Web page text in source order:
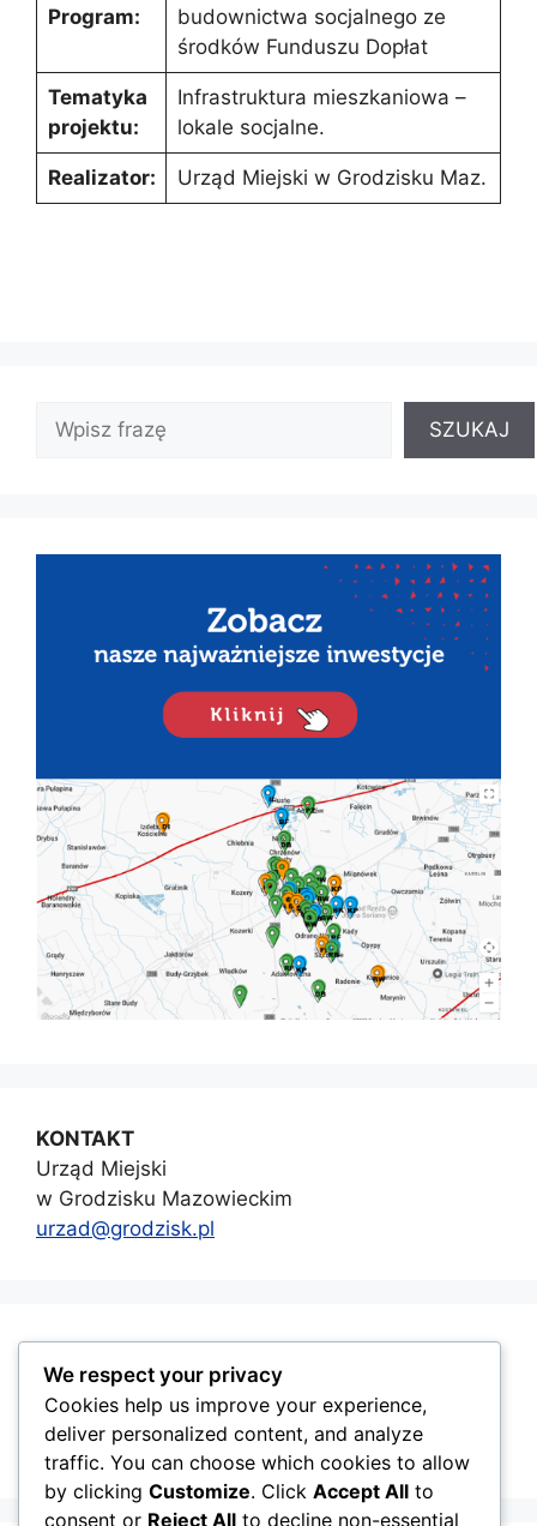
Program:
budownictwa socjalnego ze
środków Funduszu Dopłat
Tematyka
projektu:
Infrastruktura mieszkaniowa –
lokale socjalne.
Realizator: Urząd Miejski w Grodzisku Maz.
SZUKAJ
KONTAKT
Urząd Miejski
w Grodzisku Mazowieckim
urzad@grodzisk.pl
We respect your privacy
Cookies help us improve your experience,
deliver personalized content, and analyze
traffic. You can choose which cookies to allow
by clicking Customize. Click Accept All to
consent or Reject All to decline non-essential